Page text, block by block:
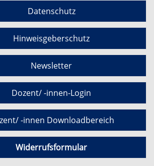
Datenschutz
Hinweisgeberschutz
Newsletter
Dozent/ -innen-Login
-innen Downloadbereich
Widerrufsformular